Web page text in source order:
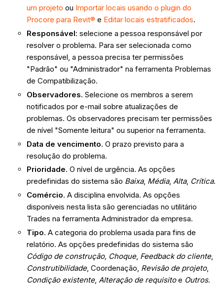
um projeto ou Importar locais usando o plugin do
Procore para Revit® e Editar locais estratificados.
Responsável: selecione a pessoa responsável por
resolver o problema. Para ser selecionada como
responsável, a pessoa precisa ter permissões
"Padrão" ou "Administrador" na ferramenta Problemas
de Compatibilização.
Observadores. Selecione os membros a serem
notificados por e-mail sobre atualizações de
problemas. Os observadores precisam ter permissões
de nível "Somente leitura" ou superior na ferramenta.
Data de vencimento. O prazo previsto para a
resolução do problema.
Prioridade. O nível de urgência. As opções
predefinidas do sistema são Baixa, Média, Alta, Crítica.
Comércio. A disciplina envolvida. As opções
disponíveis nesta lista são gerenciadas no utilitário
Trades na ferramenta Administrador da empresa.
Tipo. A categoria do problema usada para fins de
relatório. As opções predefinidas do sistema são
Código de construção, Choque, Feedback do cliente,
Construtibilidade, Coordenação, Revisão de projeto,
Condição existente, Alteração de requisitoe Outros.